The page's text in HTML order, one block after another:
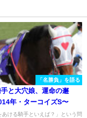
「名勝負」を語る
と大穴娘、運命の邂
年・ターコイズS〜
あける騎手といえば？」という問